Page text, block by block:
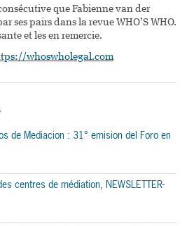
que Fabienne van der
ses pairs dans la revue WHO’S WHO.
et les en remercie.
whoswholegal.com
de Mediacion : 31° emision del Foro en
centres de médiation, NEWSLETTER-